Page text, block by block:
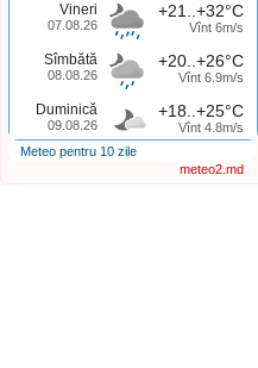
Vineri
07.08.26
+21..+32°C
Vînt 6m/s
Sîmbătă
08.08.26
+20..+26°C
Vînt 6.9m/s
Duminică
09.08.26
+18..+25°C
Vînt 4.8m/s
Meteo pentru 10 zile
meteo2.md